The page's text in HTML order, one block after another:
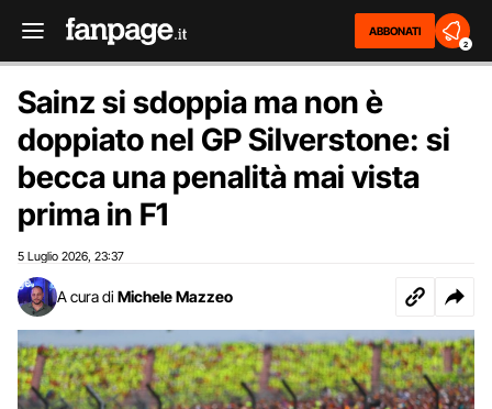
ABBONATI
2
Sainz si sdoppia ma non è
doppiato nel GP Silverstone: si
becca una penalità mai vista
prima in F1
5 Luglio 2026 23:37
A cura di Michele Mazzeo